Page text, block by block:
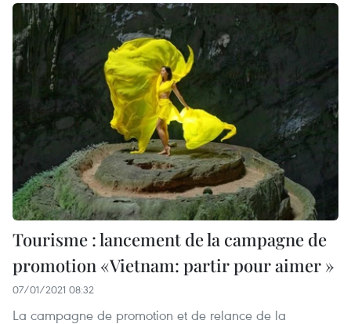
Tourisme : lancement de la campagne de
promotion «Vietnam: partir pour aimer »
07/01/2021 08:32
La campagne de promotion et de relance de la